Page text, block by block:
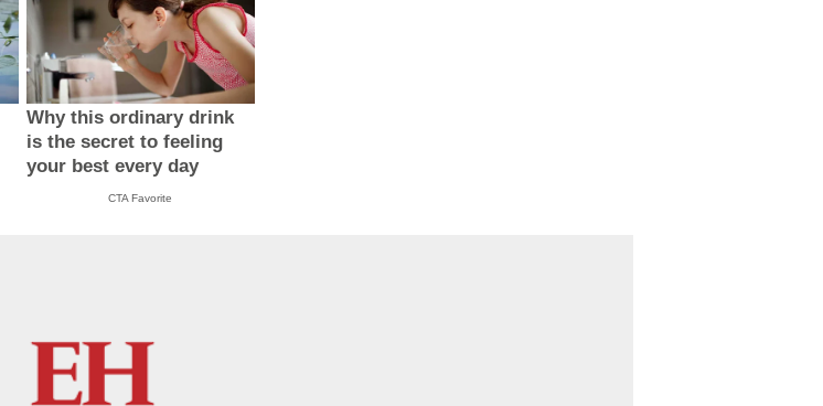
Why this ordinary drink
is the secret to feeling
your best every day
CTA Favorite